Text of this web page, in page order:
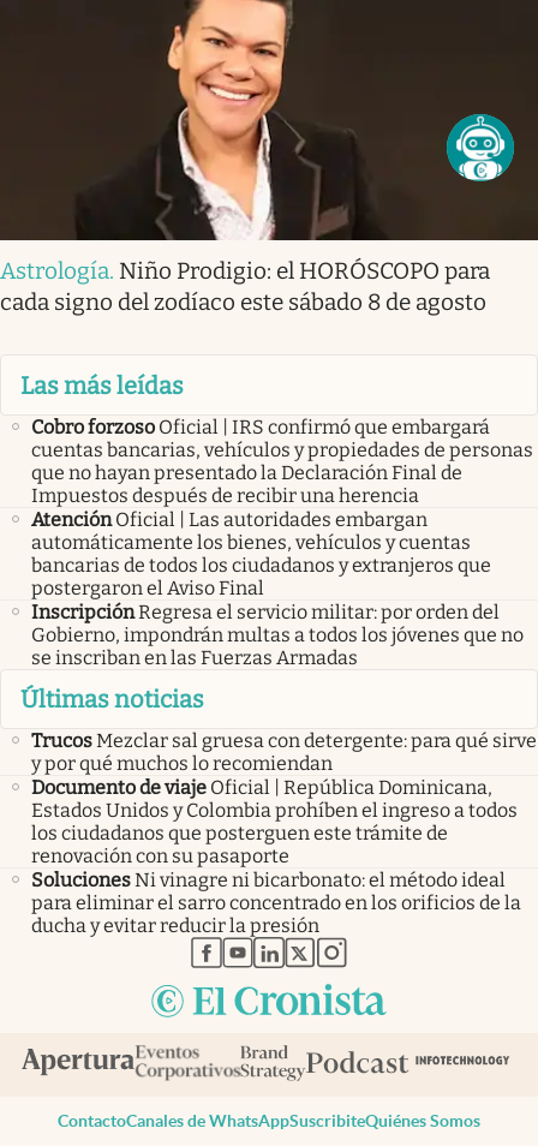
Astrología. Niño Prodigio: el HORÓSCOPO para
cada signo del zodíaco este sábado 8 de agosto
Las más leídas
Cobro forzoso Oficial | IRS confirmó que embargará
cuentas bancarias, vehículos y propiedades de personas
que no hayan presentado la Declaración Final de
Impuestos después de recibir una herencia
Atención Oficial | Las autoridades embargan
automáticamente los bienes, vehículos y cuentas
bancarias de todos los ciudadanos y extranjeros que
postergaron el Aviso Final
InscripciónRegresa el servicio militar: por orden del
Gobierno, impondrán multas a todos los jóvenes que no
se inscriban en las Fuerzas Armadas
Últimas noticias
TrucosMezclar sal gruesa con detergente: para qué sirve
y por qué muchos lo recomiendan
Documento de viaje Oficial | República Dominicana,
Estados Unidos y Colombia prohíben el ingreso a todos
los ciudadanos que posterguen este trámite de
renovación con su pasaporte
SolucionesNi vinagre ni bicarbonato: el método ideal
para eliminar el sarro concentrado en los orificios de la
ducha y evitar reducir la presión
abre en nueva pestaña
abre en nueva pestaña
abre en nueva pestaña
abre en nueva pestaña
abre en nueva pestaña
ContactoCanales de WhatsAppSuscribiteQuiénes Somos